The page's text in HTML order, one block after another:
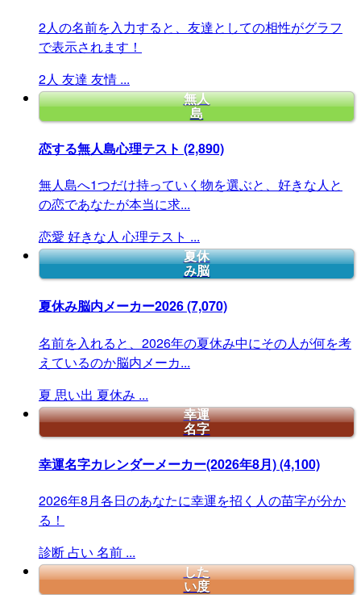
2人の名前を入力すると、友達としての相性がグラフ
で表示されます！
2人 友達 友情 ...
無人
島
恋する無人島心理テスト (2,890)
無人島へ1つだけ持っていく物を選ぶと、好きな人と
の恋であなたが本当に求...
恋愛 好きな人 心理テスト ...
夏休
み脳
夏休み脳内メーカー2026(7,070)
名前を入れると、2026年の夏休み中にその人が何を考
えているのか脳内メーカ...
夏 思い出 夏休み ...
幸運
名字
幸運名字カレンダーメーカー(2026年8月)(4,100)
2026年8月各日のあなたに幸運を招く人の苗字が分か
る！
診断 占い 名前 ...
した
い度